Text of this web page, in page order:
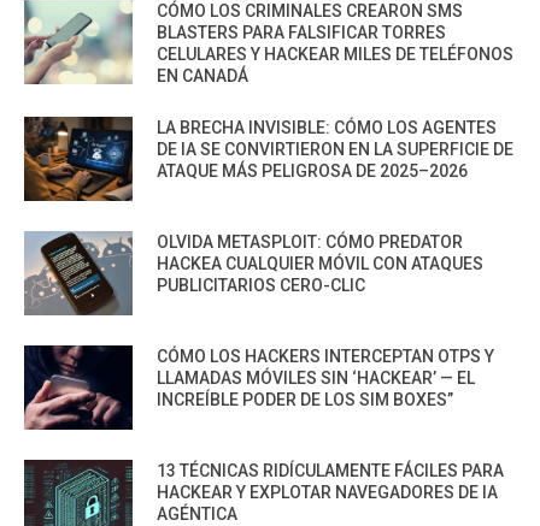
CÓMO LOS CRIMINALES CREARON SMS
BLASTERS PARA FALSIFICAR TORRES
CELULARES Y HACKEAR MILES DE TELÉFONOS
EN CANADÁ
LA BRECHA INVISIBLE: CÓMO LOS AGENTES
DE IA SE CONVIRTIERON EN LA SUPERFICIE DE
ATAQUE MÁS PELIGROSA DE 2025–2026
OLVIDA METASPLOIT: CÓMO PREDATOR
HACKEA CUALQUIER MÓVIL CON ATAQUES
PUBLICITARIOS CERO-CLIC
CÓMO LOS HACKERS INTERCEPTAN OTPS Y
LLAMADAS MÓVILES SIN ‘HACKEAR’ — EL
INCREÍBLE PODER DE LOS SIM BOXES”
13 TÉCNICAS RIDÍCULAMENTE FÁCILES PARA
HACKEAR Y EXPLOTAR NAVEGADORES DE IA
AGÉNTICA